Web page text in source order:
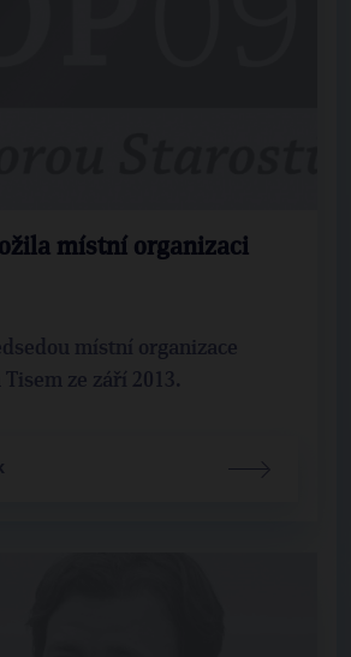
místní organizaci
místní organizace
Tisem ze září 2013.